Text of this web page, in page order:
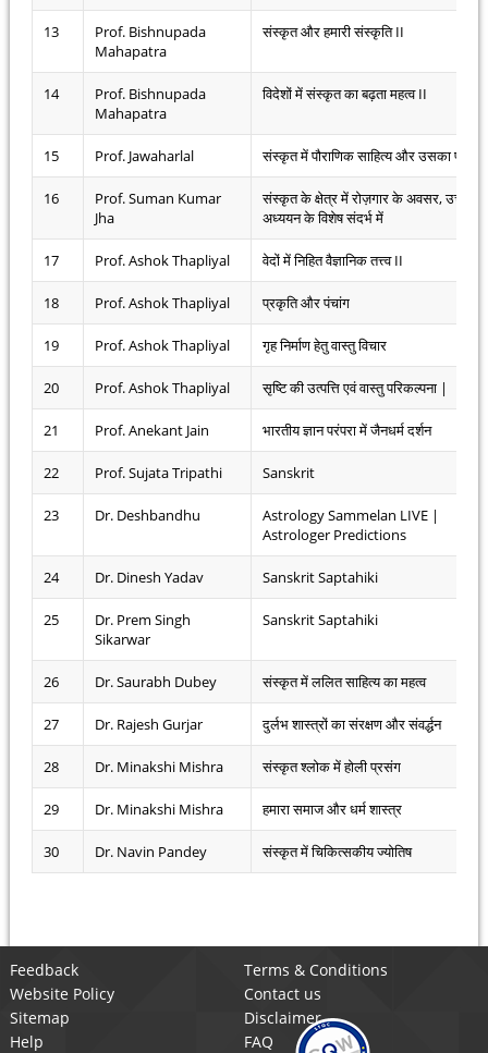
13
Prof. Bishnupada
Mahapatra
संस्कृत और हमारी संस्कृति II
14
Prof. Bishnupada
Mahapatra
विदेशों में संस्कृत का बढ़ता महत्व II
15 Prof. Jawaharlal संस्कृत में पौराणिक साहित्य और उसका प्रभाव
16
Prof. Suman Kumar
Jha
संस्कृत के क्षेत्र में रोज़गार के अवसर, उच्च
अध्ययन के विशेष संदर्भ में
17 Prof. Ashok Thapliyal वेदों में निहित वैज्ञानिक तत्त्व II
18 Prof. Ashok Thapliyal प्रकृति और पंचांग
19 Prof. Ashok Thapliyal गृह निर्माण हेतु वास्तु विचार
20 Prof. Ashok Thapliyal सृष्टि की उत्पत्ति एवं वास्तु परिकल्पना |
21 Prof. Anekant Jain भारतीय ज्ञान परंपरा में जैनधर्म दर्शन
22 Prof. Sujata Tripathi Sanskrit
23 Dr. Deshbandhu
Astrology Sammelan LIVE |
Astrologer Predictions
24 Dr. Dinesh Yadav Sanskrit Saptahiki
25
Dr. Prem Singh
Sikarwar
Sanskrit Saptahiki
26 Dr. Saurabh Dubey संस्कृत में ललित साहित्य का महत्व
27 Dr. Rajesh Gurjar दुर्लभ शास्त्रों का संरक्षण और संवर्द्धन
28 Dr. Minakshi Mishra संस्कृत श्लोक में होली प्रसंग
29 Dr. Minakshi Mishra हमारा समाज और धर्म शास्त्र
30 Dr. Navin Pandey संस्कृत में चिकित्सकीय ज्योतिष
Feedback
Terms & Conditions
Website Policy
Contact us
Sitemap
Disclaimer
Help
FAQ